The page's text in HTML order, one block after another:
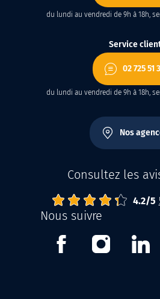
du lundi au vendredi de 9h à 18h,
Service
02 725 51
du lundi au vendredi de 9h à 18h,
Nos
Consultez les
Note
4.2/5
Nous suivre
Facebook Instagram